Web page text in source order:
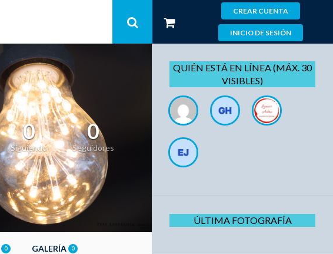
CREAR CUENTA
INICIO DE SESIÓN
0
Siguiendo
0
Seguidores
0 GALERÍA 0
QUIÉN ESTÁ EN LÍNEA (MÁX. 30
VISIBLES)
ÚLTIMA FOTOGRAFÍA